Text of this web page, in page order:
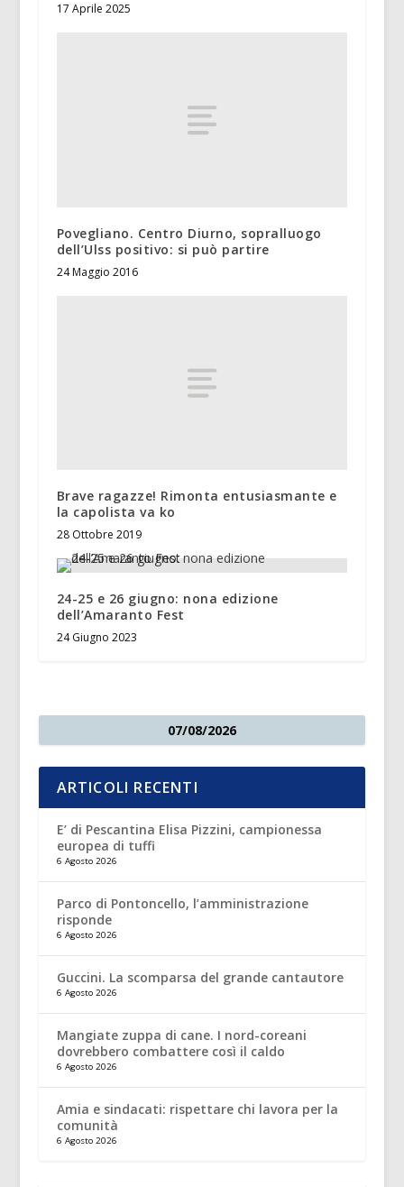
17 Aprile 2025
Povegliano. Centro Diurno, sopralluogo
dell’Ulss positivo: si può partire
24 Maggio 2016
Brave ragazze! Rimonta entusiasmante e
la capolista va ko
28 Ottobre 2019
24-25 e 26 giugno: nona edizione
dell’Amaranto Fest
24 Giugno 2023
07/08/2026
ARTICOLI RECENTI
E’ di Pescantina Elisa Pizzini, campionessa
europea di tuffi
6 Agosto 2026
Parco di Pontoncello, l’amministrazione
risponde
6 Agosto 2026
Guccini. La scomparsa del grande cantautore
6 Agosto 2026
Mangiate zuppa di cane. I nord-coreani
dovrebbero combattere così il caldo
6 Agosto 2026
Amia e sindacati: rispettare chi lavora per la
comunità
6 Agosto 2026